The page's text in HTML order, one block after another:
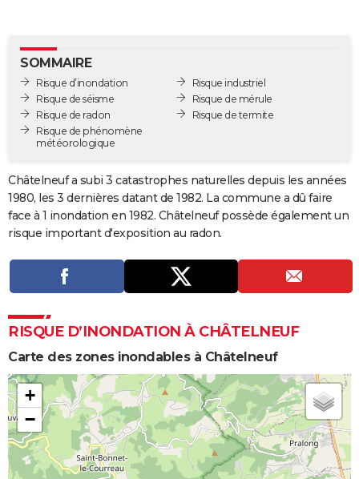
GUIDES D'ACHAT
BONS PLANS
CARTE DE VOEUX
Carte de Noël
Carte Bonne année
Carte Saint-Valentin
Carte Pâques
Carte d'anniversaire
DICTIONNAIRE
Dictionnaire
Biographies
Citations
Expressions
Proverbes
PROGRAMME TV
COPAINS D'AVANT
S'inscrire
Se connecter
Lycées
Collèges
Primaires
Universités
Entreprises
Service militaire
Avis de recherche
SOMMAIRE
Risque d’inondation
Risque de séisme
Risque de radon
Risque de phénomène
météorologique
Risque industriel
Risque de mérule
Risque de termite
Châtelneuf a subi 3 catastrophes naturelles depuis les années
1980, les 3 dernières datant de 1982. La commune a dû faire
face à 1 inondation en 1982. Châtelneuf possède également un
risque important d'exposition au radon.
RISQUE D’INONDATION À CHÂTELNEUF
Carte des zones inondables à Châtelneuf
+
−